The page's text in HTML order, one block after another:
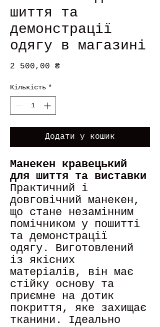
шиття та
демонстрації
одягу в магазині
2 500,00 ₴Ціна
Кількість *
Додати у кошик
Манекен кравецький
для шиття та виставки
Практичний і
довговічний манекен,
що стане незамінним
помічником у пошитті
та демонстрації
одягу. Виготовлений
із якісних
матеріалів, він має
стійку основу та
приємне на дотик
покриття, яке захищає
тканини. Ідеально